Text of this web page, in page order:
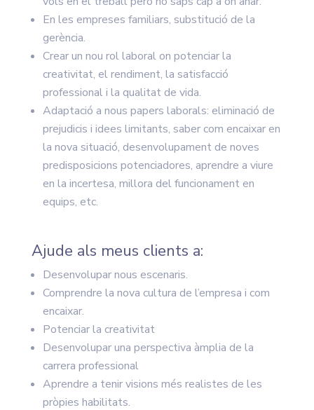
En les empreses familiars, substitució de la
gerència.
Crear un nou rol laboral on potenciar la
creativitat, el rendiment, la satisfacció
professional i la qualitat de vida.
Adaptació a nous papers laborals: eliminació de
prejudicis i idees limitants, saber com encaixar en
la nova situació, desenvolupament de noves
predisposicions potenciadores, aprendre a viure
en la incertesa, millora del funcionament en
equips, etc.
Ajude als meus clients a:
Desenvolupar nous escenaris.
Comprendre la nova cultura de l’empresa i com
encaixar.
Potenciar la creativitat
Desenvolupar una perspectiva àmplia de la
carrera professional
Aprendre a tenir visions més realistes de les
pròpies habilitats.